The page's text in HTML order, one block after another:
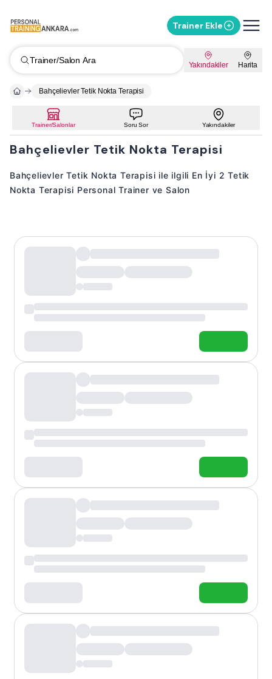
Trainer Ekle
Trainer/Salon Ara Yakındakiler Harita
Bahçelievler Tetik Nokta Terapisi
Trainer/Salonlar Soru Sor Yakındakiler
Bahçelievler Tetik Nokta Terapisi
Bahçelievler Tetik Nokta Terapisi ile ilgili En İyi 2 Tetik
Nokta Terapisi Personal Trainer ve Salon